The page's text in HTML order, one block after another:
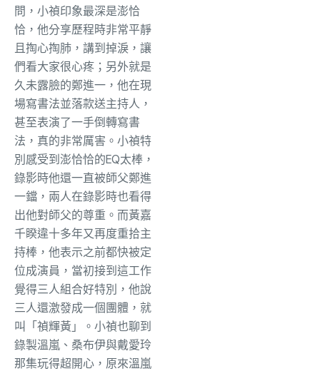
問，小禎印象最深是澎恰
恰，他分享歷程時非常平靜
且掏心掏肺，講到掉淚，讓
們看大家很心疼；另外就是
久未露臉的鄭進一，他在現
場寫書法並落款送主持人，
甚至表演了一手倒轉寫書
法，真的非常厲害。小禎特
別感受到澎恰恰的EQ太棒，
錄影時他還一直被師父鄭進
一鐺，兩人在錄影時也看得
出他對師父的尊重。而黃嘉
千睽違十多年又再度重拾主
持棒，他表示之前都快被定
位成演員，當初接到這工作
覺得三人組合好特別，他說
三人還激發成一個團體，就
叫「禎輝黃」。小禎也聊到
錄製溫嵐、桑布伊與戴愛玲
那集玩得超開心，原來溫嵐